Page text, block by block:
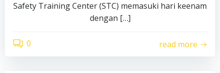
Safety Training Center (STC) memasuki hari keenam
dengan […]
0 read more